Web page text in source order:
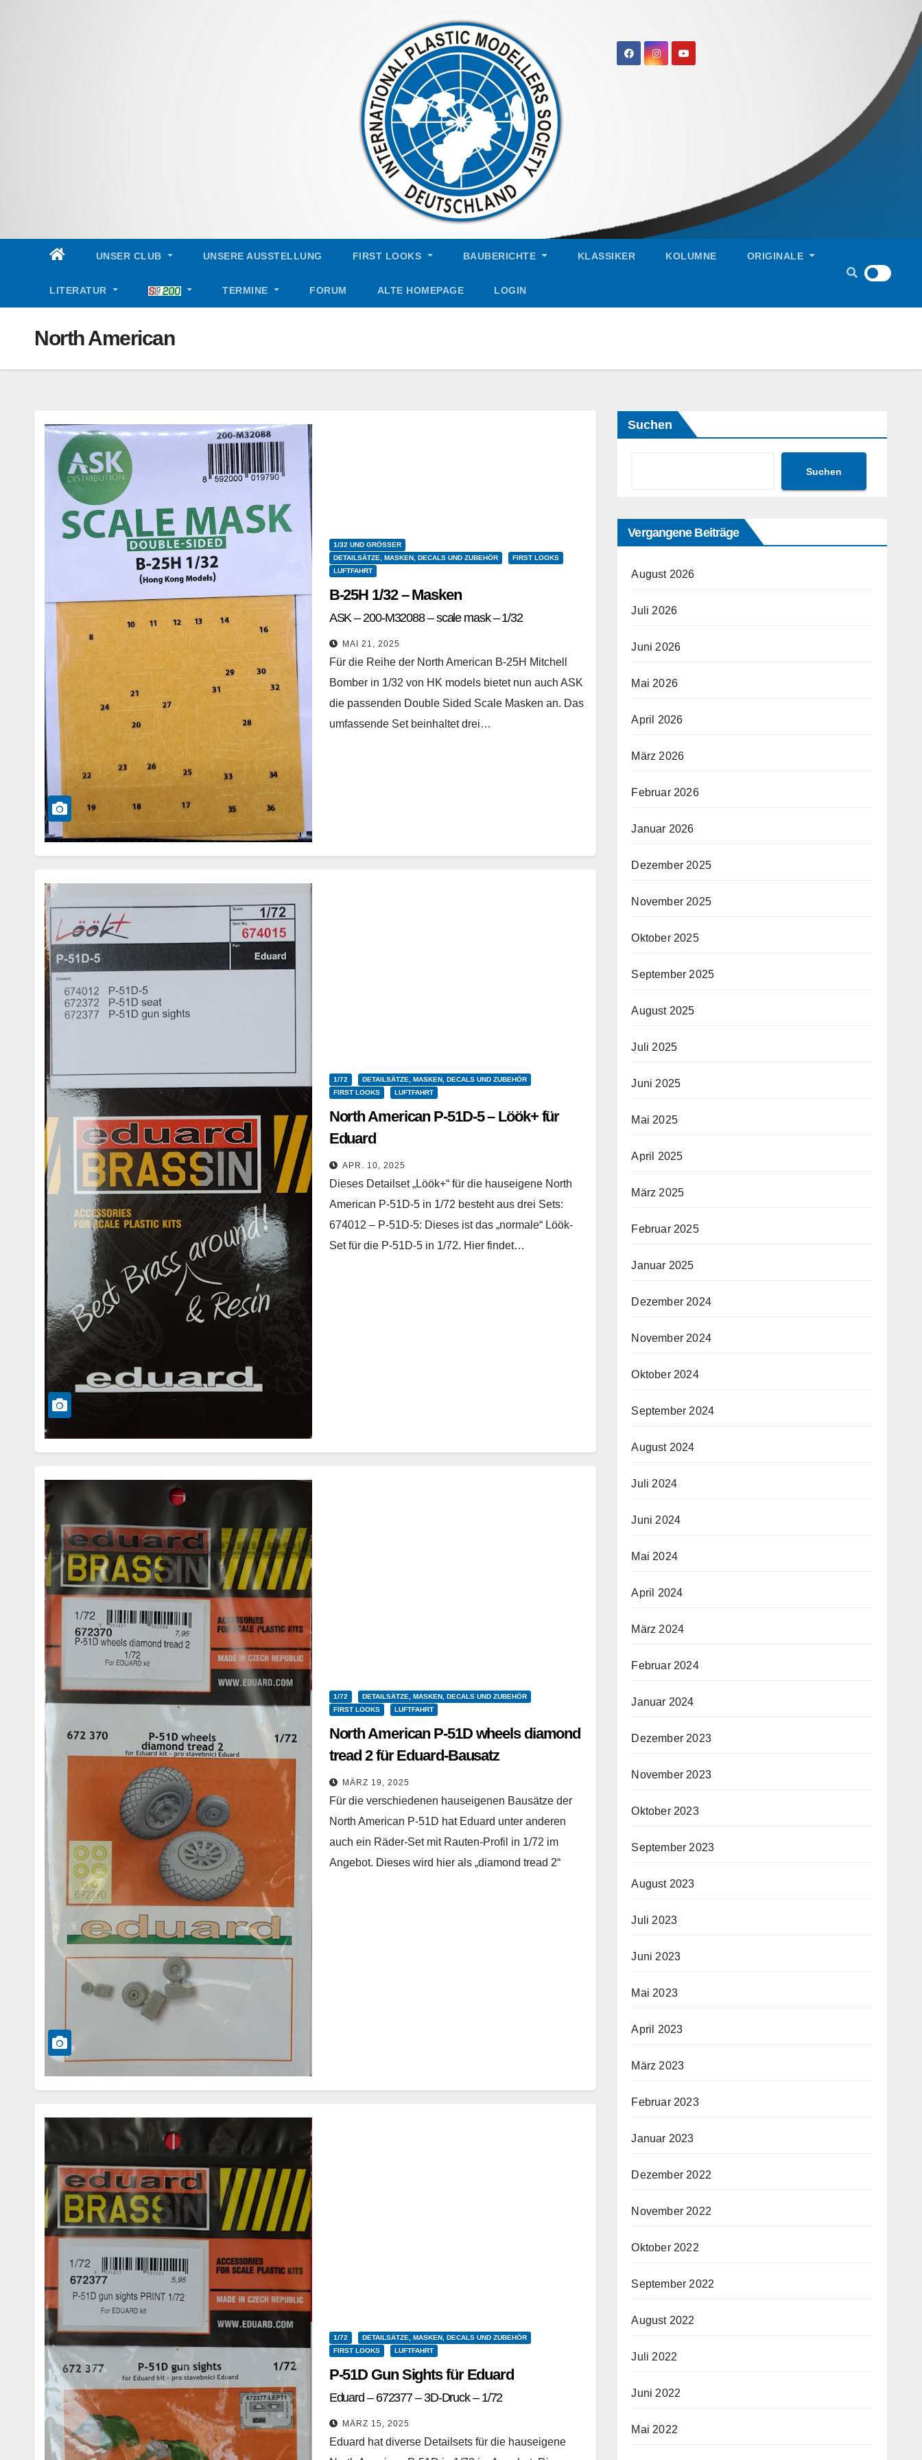
UNSER CLUB UNSERE AUSSTELLUNG FIRST LOOKS BAUBERICHTE KLASSIKER KOLUMNE ORIGINALE
LITERATUR TERMINE FORUM ALTE HOMEPAGE LOGIN
North American
1/32 UND GRÖSSER
DETAILSÄTZE, MASKEN, DECALS UND ZUBEHÖR
FIRST LOOKS
LUFTFAHRT
B-25H 1/32 – Masken
ASK – 200-M32088 – scale mask – 1/32
MAI 21, 2025
Für die Reihe der North American B-25H Mitchell
Bomber in 1/32 von HK models bietet nun auch ASK
die passenden Double Sided Scale Masken an. Das
umfassende Set beinhaltet drei…
1/72
DETAILSÄTZE, MASKEN, DECALS UND ZUBEHÖR
FIRST LOOKS
LUFTFAHRT
North American P-51D-5 – Löök+ für
Eduard
Eduard – 674015 – Detailset – 1/72
APR. 10, 2025
Dieses Detailset „Löök+“ für die hauseigene North
American P-51D-5 in 1/72 besteht aus drei Sets:
674012 – P-51D-5: Dieses ist das „normale“ Löök-
Set für die P-51D-5 in 1/72. Hier findet…
1/72
DETAILSÄTZE, MASKEN, DECALS UND ZUBEHÖR
FIRST LOOKS
LUFTFAHRT
North American P-51D wheels diamond
tread 2 für Eduard-Bausatz
Eduard – 672370 – Resindetailset – 1/72
MÄRZ 19, 2025
Für die verschiedenen hauseigenen Bausätze der
North American P-51D hat Eduard unter anderen
auch ein Räder-Set mit Rauten-Profil in 1/72 im
Angebot. Dieses wird hier als „diamond tread 2“
1/72
DETAILSÄTZE, MASKEN, DECALS UND ZUBEHÖR
FIRST LOOKS
LUFTFAHRT
P-51D Gun Sights für Eduard
Eduard – 672377 – 3D-Druck – 1/72
MÄRZ 15, 2025
Eduard hat diverse Detailsets für die hauseigene
Suchen
Suchen
Vergangene Beiträge
August 2026
Juli 2026
Juni 2026
Mai 2026
April 2026
März 2026
Februar 2026
Januar 2026
Dezember 2025
November 2025
Oktober 2025
September 2025
August 2025
Juli 2025
Juni 2025
Mai 2025
April 2025
März 2025
Februar 2025
Januar 2025
Dezember 2024
November 2024
Oktober 2024
September 2024
August 2024
Juli 2024
Juni 2024
Mai 2024
April 2024
März 2024
Februar 2024
Januar 2024
Dezember 2023
November 2023
Oktober 2023
September 2023
August 2023
Juli 2023
Juni 2023
Mai 2023
April 2023
März 2023
Februar 2023
Januar 2023
Dezember 2022
November 2022
Oktober 2022
September 2022
August 2022
Juli 2022
Juni 2022
Mai 2022